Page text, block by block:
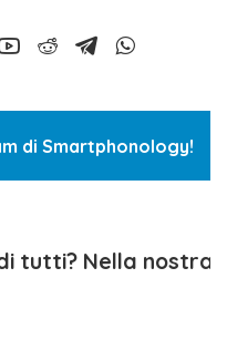
di Smartphonology!
tutti? Nella nostra